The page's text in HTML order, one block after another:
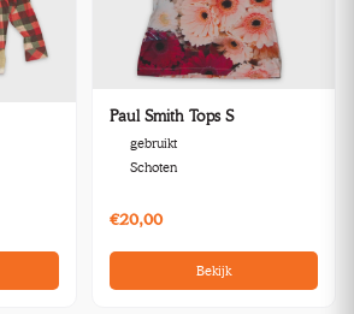
Paul Smith Tops S
gebruikt
Schoten
€20,00
Bekijk